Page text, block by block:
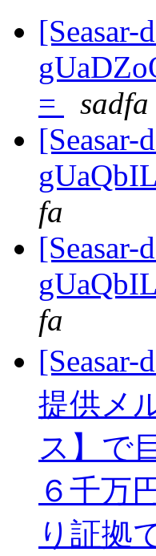
[Seasar-
=
sadfa
[Seasar-
fa
[Seasar-
fa
提供メ
ス】で
６千万
り証